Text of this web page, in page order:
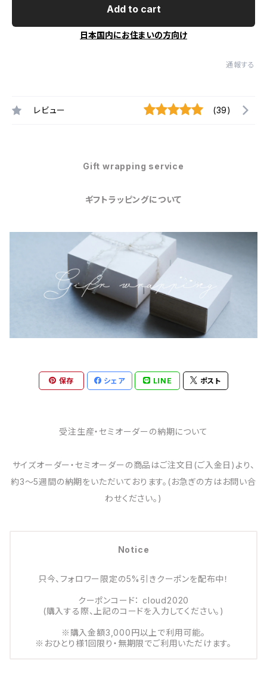
Add to cart
日本国内にお住まいの方向け
通報する
レビュー (39)
Gift wrapping service
ギフトラッピングについて
保存 シェア LINE ポスト
受注生産・セミオーダーの納期について
サイズオーダー・セミオーダーの商品はご注文日(ご入金日)より、
約3～5週間の納期をいただいております。(お急ぎの方はお問い合
わせください。)
Notice
只今、フォロワー限定の5%引きクーポンを配布中！
クーポンコード： cloud2020
(購入する際、上記のコードを入力してください。)
※購入金額3,000円以上で利用可能。
※おひとり様1回限り・無期限でご利用いただけます。